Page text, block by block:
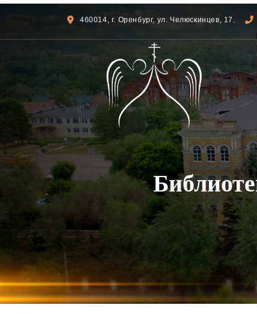
460014, г. Оренбург, ул. Челюскинцев, 17.